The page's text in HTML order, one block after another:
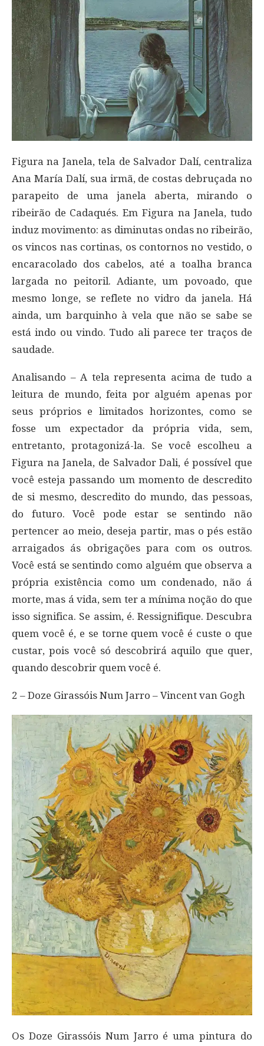
Figura na Janela, tela de Salvador Dalí, centraliza
Ana María Dalí, sua irmã, de costas debruçada no
parapeito de uma janela aberta, mirando o
ribeirão de Cadaqués. Em Figura na Janela, tudo
induz movimento: as diminutas ondas no ribeirão,
os vincos nas cortinas, os contornos no vestido, o
encaracolado dos cabelos, até a toalha branca
largada no peitoril. Adiante, um povoado, que
mesmo longe, se reflete no vidro da janela. Há
ainda, um barquinho à vela que não se sabe se
está indo ou vindo. Tudo ali parece ter traços de
saudade.
Analisando – A tela representa acima de tudo a
leitura de mundo, feita por alguém apenas por
seus próprios e limitados horizontes, como se
fosse um expectador da própria vida, sem,
entretanto, protagonizá-la. Se você escolheu a
Figura na Janela, de Salvador Dali, é possível que
você esteja passando um momento de descredito
de si mesmo, descredito do mundo, das pessoas,
do futuro. Você pode estar se sentindo não
pertencer ao meio, deseja partir, mas o pés estão
arraigados ás obrigações para com os outros.
Você está se sentindo como alguém que observa a
própria existência como um condenado, não á
morte, mas á vida, sem ter a mínima noção do que
isso significa. Se assim, é. Ressignifique. Descubra
quem você é, e se torne quem você é custe o que
custar, pois você só descobrirá aquilo que quer,
quando descobrir quem você é.
2 – Doze Girassóis Num Jarro – Vincent van Gogh
Os Doze Girassóis Num Jarro é uma pintura do